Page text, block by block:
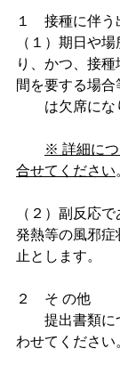
１　接種に伴
（１）期日や
り、かつ、接
間を要する場合
は欠席にな
※ 詳細につ
合せてください
（２）副反応
発熱等の風邪
止とします。
２　そ の他
提出書類に
わせてくださ